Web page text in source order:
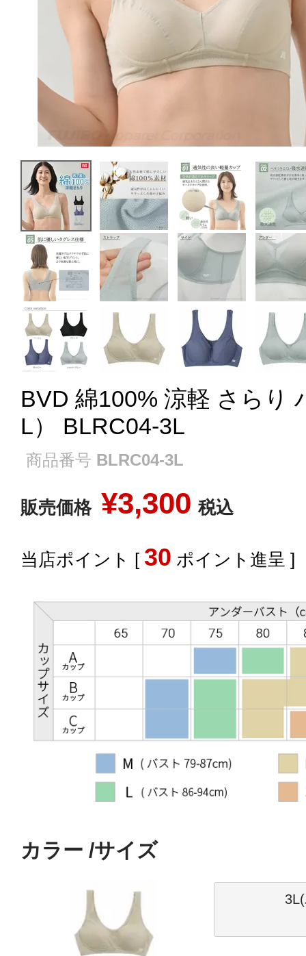
BVD 綿100% 涼軽 さらり
L） BLRC04-3L
商品番号 BLRC04-3L
販売価格 ¥3,300 税込
[ 30 ポイント進呈 ]
カラー サイズ